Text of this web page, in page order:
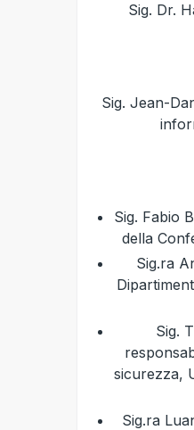
Sig. Dr.
Sig. Jean-
Sig. Fabio
della
Sig.ra
Sig.
sicurezza,
Sig.ra